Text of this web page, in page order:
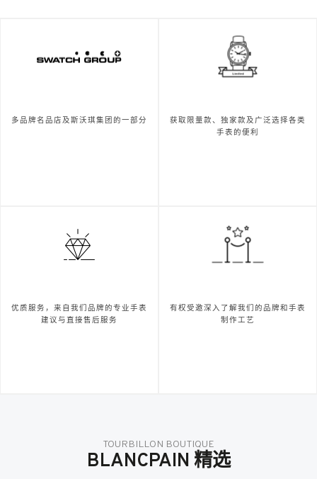
多品牌名品店及斯沃琪集团的一部分
获取限量款、独家款及广泛选择各类
手表的便利
优质服务，来自我们品牌的专业手表
建议与直接售后服务
有权受邀深入了解我们的品牌和手表
制作工艺
TOURBILLON BOUTIQUE
BLANCPAIN 精选